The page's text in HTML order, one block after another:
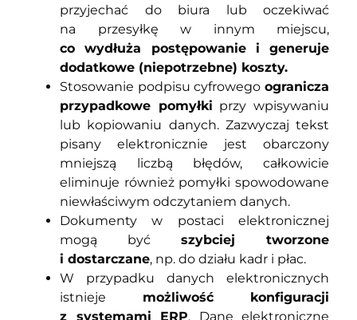
przyjechać do biura lub oczekiwać
na przesyłkę w innym miejscu,
co wydłuża postępowanie i generuje
dodatkowe (niepotrzebne) koszty.
Stosowanie podpisu cyfrowego ogranicza
przypadkowe pomyłki przy wpisywaniu
lub kopiowaniu danych. Zazwyczaj tekst
pisany elektronicznie jest obarczony
mniejszą liczbą błędów, całkowicie
eliminuje również pomyłki spowodowane
niewłaściwym odczytaniem danych.
Dokumenty w postaci elektronicznej
mogą być szybciej tworzone
i dostarczane, np. do działu kadr i płac.
W przypadku danych elektronicznych
istnieje możliwość konfiguracji
z systemami ERP. Dane elektroniczne